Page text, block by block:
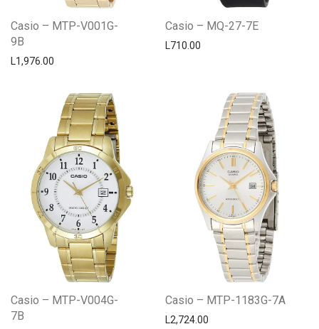
Casio – MTP-V001G-
9B
L1,976.00
Casio – MQ-27-7E
L710.00
Casio – MTP-V004G-
7B
Casio – MTP-1183G-7A
L2,724.00